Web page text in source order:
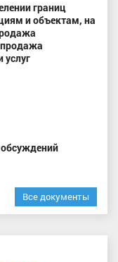
границ
и объектам, на
продажа
услуг
Все документы